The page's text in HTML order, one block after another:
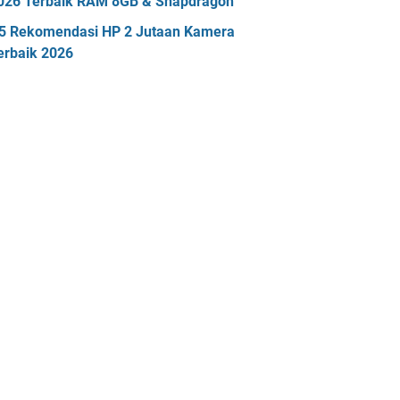
Rekomendasi HP 2 Jutaan Kamera
2026